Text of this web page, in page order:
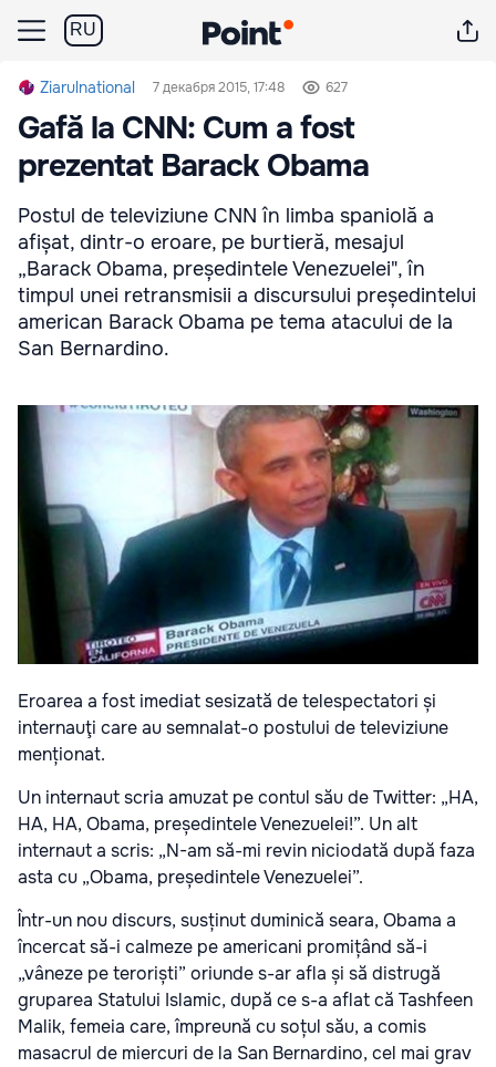
RU
Ziarulnational 7 декабря 2015, 17:48 627
Gafă la CNN: Cum a fost
prezentat Barack Obama
Postul de televiziune CNN în limba spaniolă a
afișat, dintr-o eroare, pe burtieră, mesajul
„Barack Obama, președintele Venezuelei", în
timpul unei retransmisii a discursului președintelui
american Barack Obama pe tema atacului de la
San Bernardino.
Eroarea a fost imediat sesizată de telespectatori și
internauţi care au semnalat-o postului de televiziune
menționat.
Un internaut scria amuzat pe contul său de Twitter: „HA,
HA, HA, Obama, președintele Venezuelei!”. Un alt
internaut a scris: „N-am să-mi revin niciodată după faza
asta cu „Obama, președintele Venezuelei”.
Într-un nou discurs, susținut duminică seara, Obama a
încercat să-i calmeze pe americani promițând să-i
„vâneze pe teroriști” oriunde s-ar afla și să distrugă
gruparea Statului Islamic, după ce s-a aflat că Tashfeen
Malik, femeia care, împreună cu soțul său, a comis
masacrul de miercuri de la San Bernardino, cel mai grav